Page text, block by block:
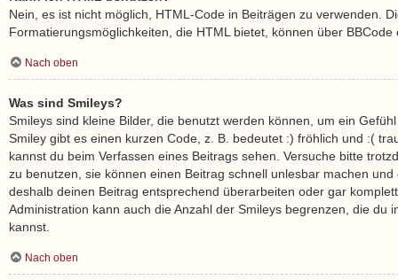
Nein, es ist nicht möglich, HTML-Code in Beiträgen zu verwenden.
Formatierungsmöglichkeiten, die HTML bietet, können über BBCode
Nach oben
Was sind Smileys?
Smileys sind kleine Bilder, die benutzt werden können, um ein
Smiley gibt es einen kurzen Code, z. B. bedeutet :) fröhlich und :(
kannst du beim Verfassen eines Beitrags sehen. Versuche bitte
zu benutzen, sie können einen Beitrag schnell unlesbar machen
deshalb deinen Beitrag entsprechend überarbeiten oder gar
Administration kann auch die Anzahl der Smileys begrenzen, die du
kannst.
Nach oben